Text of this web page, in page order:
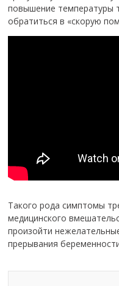
повышение температуры
обратиться в «скорую
Такого рода симптомы
медицинского
произойти
прерывания